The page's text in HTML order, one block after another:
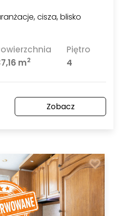
cisza, blisko
m2
Piętro
4
Zobacz